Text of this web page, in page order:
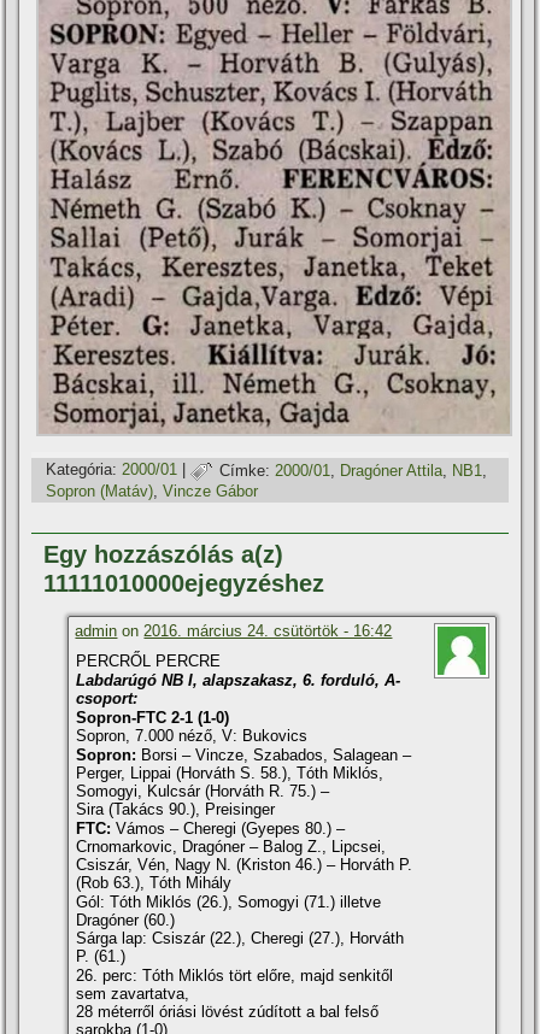
Kategória: 2000/01 | Címke: 2000/01 Dragóner Attila NB1
Sopron (Matáv),Vincze Gábor
Egy hozzászólás a(z)
11111010000ejegyzéshez
admin on2016. március 24. csütörtök - 16:42
PERCRŐL PERCRE
Labdarúgó NB I, alapszakasz, 6. forduló, A-
csoport:
Sopron-FTC 2-1 (1-0)
Sopron, 7.000 néző, V: Bukovics
Sopron: Borsi – Vincze, Szabados, Salagean –
Perger, Lippai (Horváth S. 58.), Tóth Miklós,
Somogyi, Kulcsár (Horváth R. 75.) –
Sira (Takács 90.), Preisinger
FTC:Vámos – Cheregi (Gyepes 80.) –
Crnomarkovic, Dragóner – Balog Z., Lipcsei,
Csiszár, Vén, Nagy N. (Kriston 46.) – Horváth P.
(Rob 63.), Tóth Mihály
Gól: Tóth Miklós (26.), Somogyi (71.) illetve
Dragóner (60.)
Sárga lap: Csiszár (22.), Cheregi (27.), Horváth
P. (61.)
26. perc: Tóth Miklós tört előre, majd senkitől
sem zavartatva,
28 méterről óriási lövést zúdí­tott a bal felső
sarokba (1-0).